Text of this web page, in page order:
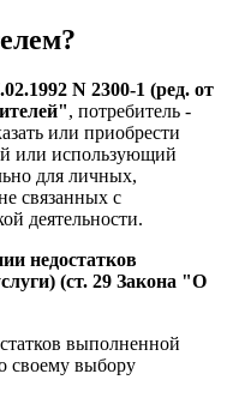
N 2300-1 (ред. от
, потребитель -
или приобрести
или использующий
для личных,
связанных с
деятельности.
недостатков
(ст. 29 Закона "О
выполненной
своему выбору